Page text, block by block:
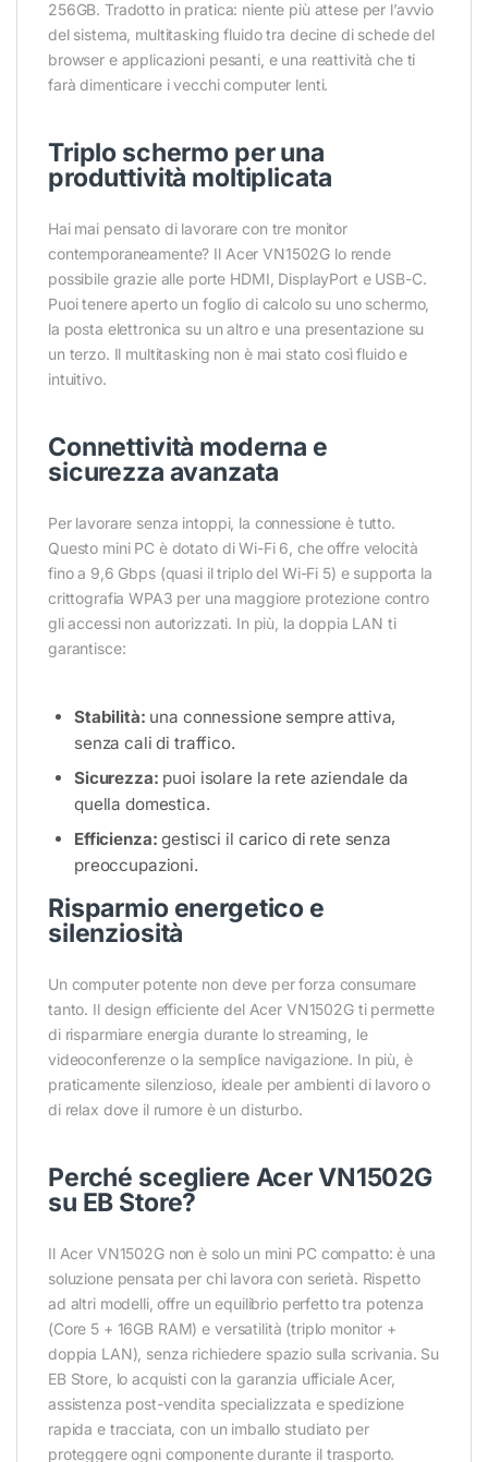
256GB. Tradotto in pratica: niente più attese per l’avvio
del sistema, multitasking fluido tra decine di schede del
browser e applicazioni pesanti, e una reattività che ti
farà dimenticare i vecchi computer lenti.
Triplo schermo per una
produttività moltiplicata
Hai mai pensato di lavorare con tre monitor
contemporaneamente? Il Acer VN1502G lo rende
possibile grazie alle porte HDMI, DisplayPort e USB-C.
Puoi tenere aperto un foglio di calcolo su uno schermo,
la posta elettronica su un altro e una presentazione su
un terzo. Il multitasking non è mai stato così fluido e
intuitivo.
Connettività moderna e
sicurezza avanzata
Per lavorare senza intoppi, la connessione è tutto.
Questo mini PC è dotato di Wi-Fi 6, che offre velocità
fino a 9,6 Gbps (quasi il triplo del Wi-Fi 5) e supporta la
crittografia WPA3 per una maggiore protezione contro
gli accessi non autorizzati. In più, la doppia LAN ti
garantisce:
Stabilità: una connessione sempre attiva,
senza cali di traffico.
Sicurezza: puoi isolare la rete aziendale da
quella domestica.
Efficienza: gestisci il carico di rete senza
preoccupazioni.
Risparmio energetico e
silenziosità
Un computer potente non deve per forza consumare
tanto. Il design efficiente del Acer VN1502G ti permette
di risparmiare energia durante lo streaming, le
videoconferenze o la semplice navigazione. In più, è
praticamente silenzioso, ideale per ambienti di lavoro o
di relax dove il rumore è un disturbo.
Perché scegliere Acer VN1502G
su EB Store?
Il Acer VN1502G non è solo un mini PC compatto: è una
soluzione pensata per chi lavora con serietà. Rispetto
ad altri modelli, offre un equilibrio perfetto tra potenza
(Core 5 + 16GB RAM) e versatilità (triplo monitor +
doppia LAN), senza richiedere spazio sulla scrivania. Su
EB Store, lo acquisti con la garanzia ufficiale Acer,
assistenza post-vendita specializzata e spedizione
rapida e tracciata, con un imballo studiato per
proteggere ogni componente durante il trasporto.